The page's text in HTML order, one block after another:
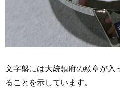
文字盤には大統領府の紋章が入
ることを示しています。